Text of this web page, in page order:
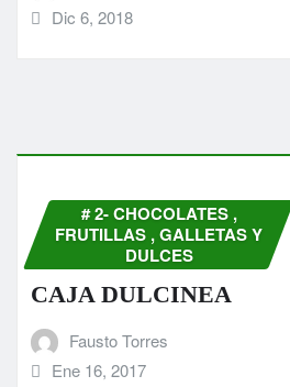
Dic 6, 2018
# 2- CHOCOLATES ,
FRUTILLAS , GALLETAS Y
DULCES
CAJA DULCINEA
Fausto Torres
Ene 16, 2017